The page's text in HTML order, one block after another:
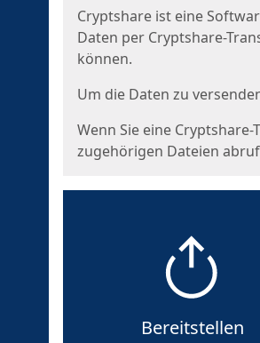
Cryptshare ist eine
Daten per Cryptshare-
können.
Um die Daten zu
Wenn Sie eine
zugehörigen Dateien
Bereitstellen